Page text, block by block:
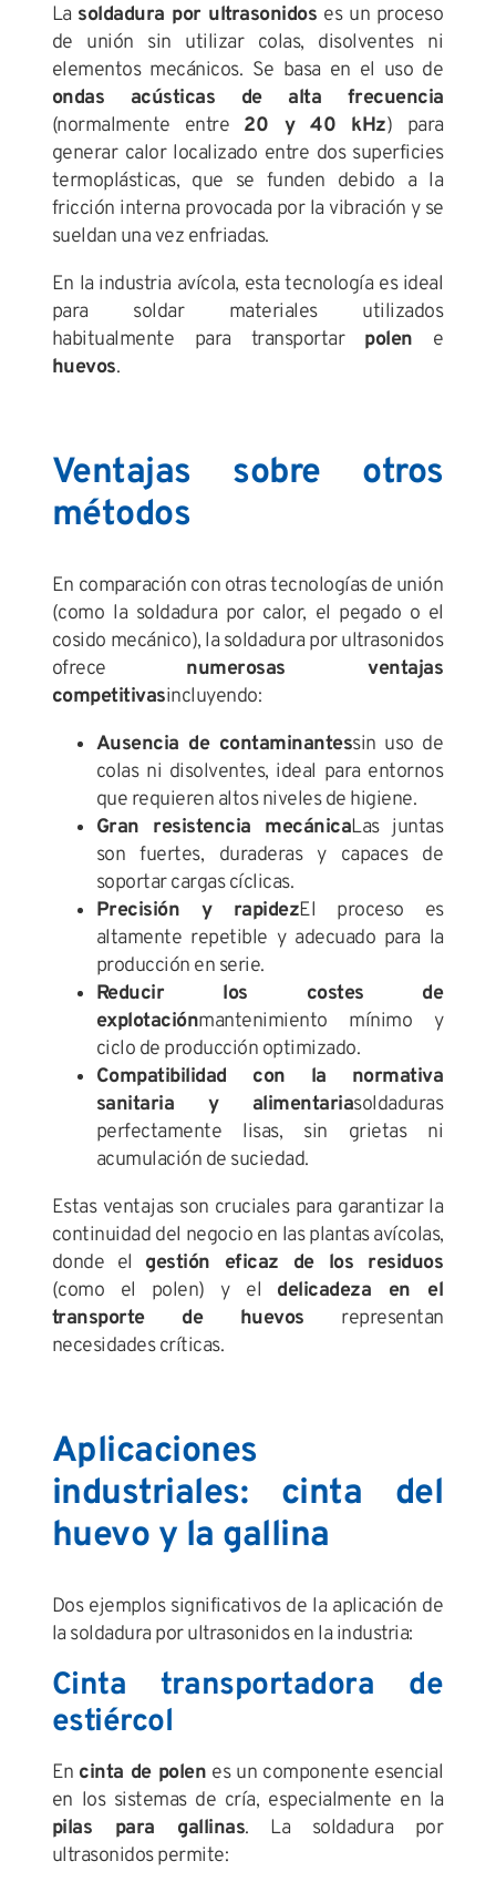
La soldadura por ultrasonidos es un proceso
de unión sin utilizar colas, disolventes ni
elementos mecánicos. Se basa en el uso de
ondas acústicas de alta frecuencia
(normalmente entre 20 y 40 kHz) para
generar calor localizado entre dos superficies
termoplásticas, que se funden debido a la
fricción interna provocada por la vibración y se
sueldan una vez enfriadas.
En la industria avícola, esta tecnología es ideal
para soldar materiales utilizados
habitualmente para transportar polen e
huevos.
Ventajas sobre otros
métodos
En comparación con otras tecnologías de unión
(como la soldadura por calor, el pegado o el
cosido mecánico), la soldadura por ultrasonidos
ofrece numerosas ventajas
competitivasincluyendo:
Ausencia de contaminantessin uso de
colas ni disolventes, ideal para entornos
que requieren altos niveles de higiene.
Gran resistencia mecánicaLas juntas
son fuertes, duraderas y capaces de
soportar cargas cíclicas.
Precisión y rapidezEl proceso es
altamente repetible y adecuado para la
producción en serie.
Reducir los costes de
explotaciónmantenimiento mínimo y
ciclo de producción optimizado.
Compatibilidad con la normativa
sanitaria y alimentariasoldaduras
perfectamente lisas, sin grietas ni
acumulación de suciedad.
Estas ventajas son cruciales para garantizar la
continuidad del negocio en las plantas avícolas,
donde el gestión eficaz de los residuos
(como el polen) y el delicadeza en el
transporte de huevos representan
necesidades críticas.
Aplicaciones
industriales: cinta del
huevo y la gallina
Dos ejemplos significativos de la aplicación de
la soldadura por ultrasonidos en la industria:
Cinta transportadora de
estiércol
En cinta de polen es un componente esencial
en los sistemas de cría, especialmente en la
pilas para gallinas. La soldadura por
ultrasonidos permite: